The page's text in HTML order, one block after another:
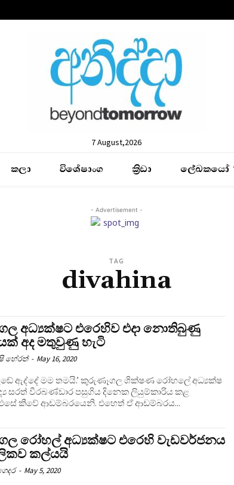
7 August,2026
කලා විශේෂාංග ක්‍රිඩා ලේඛකයෝ
- Advertisement -
TAG
divahina
අධ්‍යක්ෂට එරෙහිව එදා නොතිබුණු
අද මතුවුණු හැටි
හේරත් - May 16, 2020
ඇද්දේ මම තමයි.’ කුරුණෑගල ශික්ෂණ රෝහලේ අධ්‍යක්ෂ
සරත් වීරබණ්ඩාර පසුගිය දිනෙක ලියුම්කාරිය කළ
කීවේ ආඩම්බරයෙනි. එහෙත් ඒ ආඩම්බරය...
රෝහල් අධ්‍යක්ෂට එරෙහි වැඩවර්ජනය
කල්යයි
- May 5, 2020